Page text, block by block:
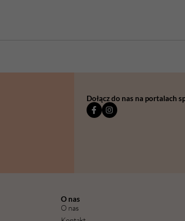
Dołącz do nas na portalach
O nas
O nas